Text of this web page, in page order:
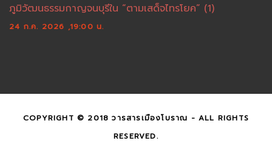
ภูมิวัฒนธรรมกาญจนบุรีใน “ตามเสด็จไทรโยค” (1)
24 ก.ค. 2026 ,19:00 น.
COPYRIGHT © 2018 วารสารเมืองโบราณ - ALL RIGHTS
RESERVED.